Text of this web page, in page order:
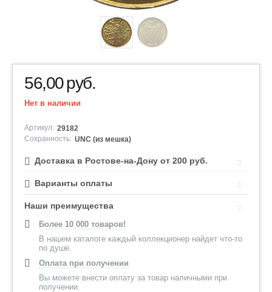
56,00руб.
Нет в наличии
Артикул: 29182
Сохранность: UNC (из мешка)
Доставка в Ростове-на-Дону от 200 руб.
Варианты оплаты
Наши преимущества
Более 10 000 товаров!
В нашем каталоге каждый коллекционер найдет что-то
по душе.
Оплата при получении
Вы можете внести оплату за товар наличными при
получении.